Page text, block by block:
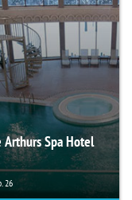
Spa Hotel
26